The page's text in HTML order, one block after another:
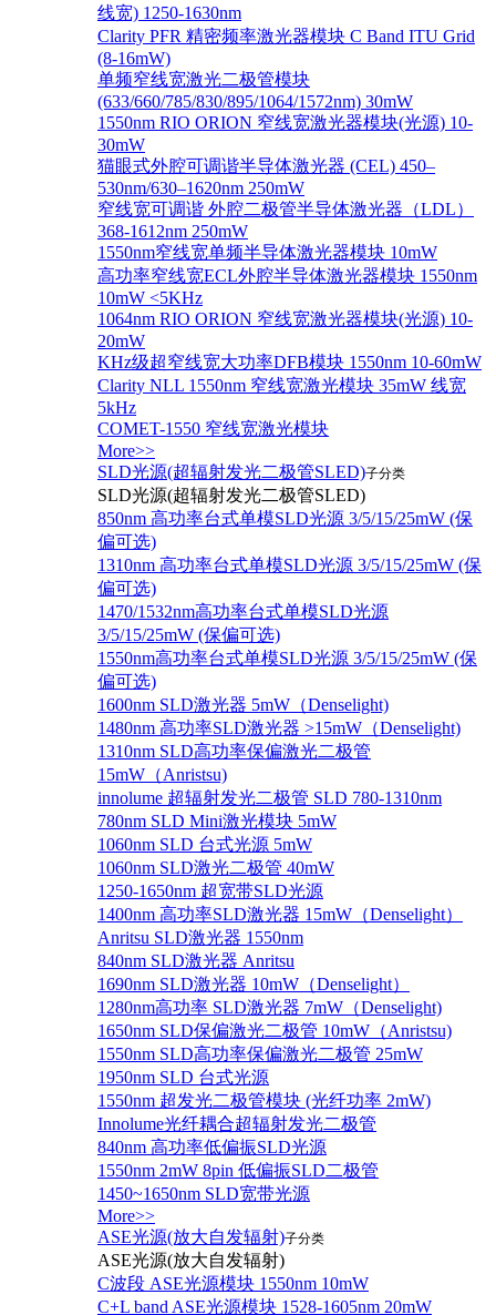
线宽) 1250-1630nm
Clarity PFR 精密频率激光器模块 C Band ITU Grid
(8-16mW)
单频窄线宽激光二极管模块
(633/660/785/830/895/1064/1572nm) 30mW
1550nm RIO ORION 窄线宽激光器模块(光源) 10-
30mW
猫眼式外腔可调谐半导体激光器 (CEL) 450–
530nm/630–1620nm 250mW
窄线宽可调谐 外腔二极管半导体激光器（LDL）
368-1612nm 250mW
1550nm窄线宽单频半导体激光器模块 10mW
高功率窄线宽ECL外腔半导体激光器模块 1550nm
10mW <5KHz
1064nm RIO ORION 窄线宽激光器模块(光源) 10-
20mW
KHz级超窄线宽大功率DFB模块 1550nm 10-60mW
Clarity NLL 1550nm 窄线宽激光模块 35mW 线宽
5kHz
COMET-1550 窄线宽激光模块
More>>
SLD光源(超辐射发光二极管SLED)子分类
SLD光源(超辐射发光二极管SLED)
850nm 高功率台式单模SLD光源 3/5/15/25mW (保
偏可选)
1310nm 高功率台式单模SLD光源 3/5/15/25mW (保
偏可选)
1470/1532nm高功率台式单模SLD光源
3/5/15/25mW (保偏可选)
1550nm高功率台式单模SLD光源 3/5/15/25mW (保
偏可选)
1600nm SLD激光器 5mW（Denselight)
1480nm 高功率SLD激光器 >15mW（Denselight)
1310nm SLD高功率保偏激光二极管
15mW（Anristsu)
innolume 超辐射发光二极管 SLD 780-1310nm
780nm SLD Mini激光模块 5mW
1060nm SLD 台式光源 5mW
1060nm SLD激光二极管 40mW
1250-1650nm 超宽带SLD光源
1400nm 高功率SLD激光器 15mW（Denselight）
Anritsu SLD激光器 1550nm
840nm SLD激光器 Anritsu
1690nm SLD激光器 10mW（Denselight）
1280nm高功率 SLD激光器 7mW（Denselight)
1650nm SLD保偏激光二极管 10mW（Anristsu)
1550nm SLD高功率保偏激光二极管 25mW
1950nm SLD 台式光源
1550nm 超发光二极管模块 (光纤功率 2mW)
Innolume光纤耦合超辐射发光二极管
840nm 高功率低偏振SLD光源
1550nm 2mW 8pin 低偏振SLD二极管
1450~1650nm SLD宽带光源
More>>
ASE光源(放大自发辐射)子分类
ASE光源(放大自发辐射)
C波段 ASE光源模块 1550nm 10mW
C+L band ASE光源模块 1528-1605nm 20mW